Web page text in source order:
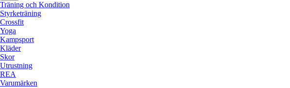
Träning och Kondition
Styrketräning
Crossfit
Yoga
Kampsport
Kläder
Skor
Utrustning
REA
Varumärken